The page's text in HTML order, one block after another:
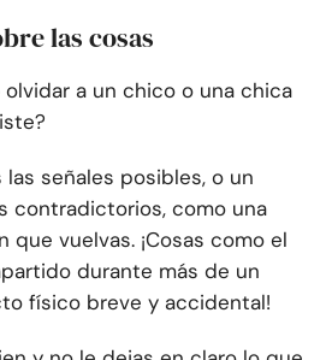
las cosas
a un chico o una chica
señales posibles, o un
contradictorios, como una
vuelvas. ¡Cosas como el
durante más de un
físico breve y accidental!